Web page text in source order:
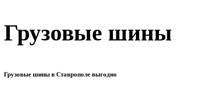
Грузовые шины
Грузовые шины в Ставрополе выгодно